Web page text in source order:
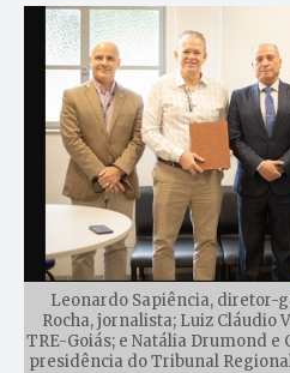
Leonardo Sapiência, diretor-
Rocha, jornalista; Luiz Cláudio
TRE-Goiás; e Natália Drumond e
presidência do Tribunal